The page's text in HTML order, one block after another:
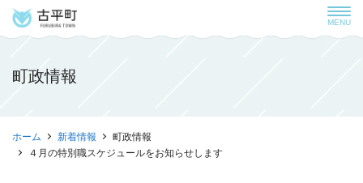
MENU
町政情報
ホーム 新着情報
町政情報
４月の特別職スケジュールをお知らせします